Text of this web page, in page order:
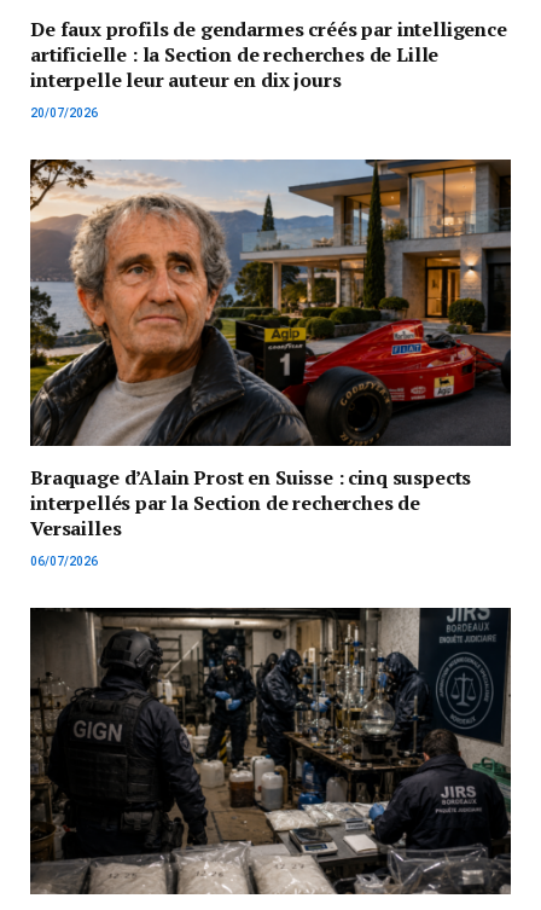
De faux profils de gendarmes créés par intelligence
artificielle : la Section de recherches de Lille
interpelle leur auteur en dix jours
20/07/2026
Braquage d’Alain Prost en Suisse : cinq suspects
interpellés par la Section de recherches de
Versailles
06/07/2026